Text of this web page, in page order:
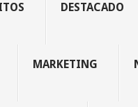
DESTACADO
MARKETING